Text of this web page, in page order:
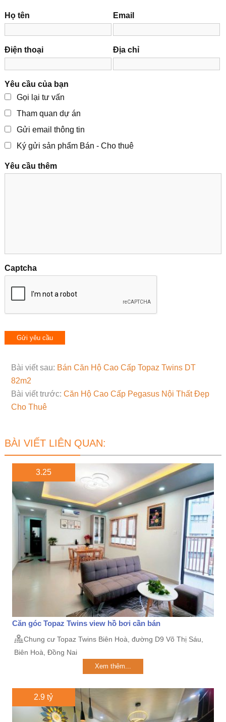
Họ tên Email
Điện thoại Địa chỉ
Yêu cầu của bạn
Gọi lại tư vấn
Tham quan dự án
Gửi email thông tin
Ký gửi sản phẩm Bán - Cho thuê
Yêu cầu thêm
Captcha
Bài viết sau: Bán Căn Hộ Cao Cấp Topaz Twins DT
82m2
Bài viết trước: Căn Hộ Cao Cấp Pegasus Nội Thất Đẹp
Cho Thuê
BÀI VIẾT LIÊN QUAN:
3.25
Căn góc Topaz Twins view hồ bơi cần bán
Chung cư Topaz Twins Biên Hoà, đường D9 Võ Thị Sáu,
Biên Hoà, Đồng Nai
Xem thêm...
2.9 tỷ